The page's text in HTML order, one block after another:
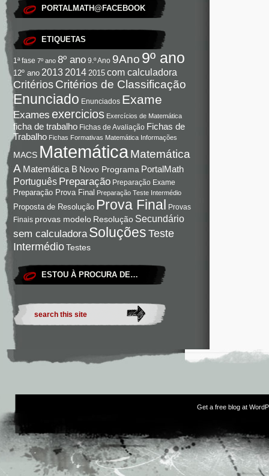
PORTALMATH@FACEBOOK
ETIQUETAS
1ª fase 7º ano 8º ano 9.º Ano 9Ano 9º ano
12º ano 2013 2014 2015 com calculadora
Critérios Critérios de Classificação
Enunciado Enunciados Exame
Exames exercicios Exercícios de Matemática
ficha de trabalho Fichas de Avaliação Fichas de
Trabalho Fichas Formativas Matemática Informações
MACS Matemática Matemática
A Matemática B Novo Programa PortalMath
Português Preparação Preparação Exame
Preparação Prova Final Preparação Teste Intermédio
Proposta de Resolução Prova Final Provas
Finais provas modelo Resolução Secundário
sem calculadora Soluções Teste
IntermédioTestes
ESTOU À PROCURA DE…
Get a free blog at